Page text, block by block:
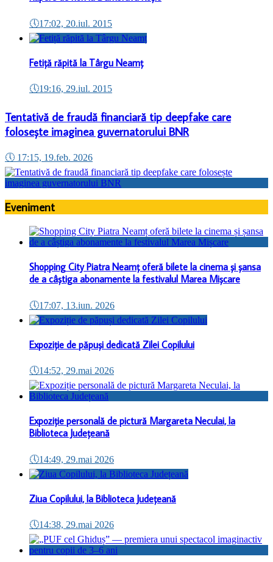
🕔17:02, 20.iul. 2015
Fetiță răpită la Târgu Neamț
🕔19:16, 29.iul. 2015
Tentativă de fraudă financiară tip deepfake care
folosește imaginea guvernatorului BNR
🕔 17:15, 19.feb. 2026
Eveniment
Shopping City Piatra Neamț oferă bilete la cinema și șansa
de a câștiga abonamente la festivalul Marea Mișcare
🕔17:07, 13.iun. 2026
Expoziție de păpuși dedicată Zilei Copilului
🕔14:52, 29.mai 2026
Expoziție personală de pictură Margareta Neculai, la
Biblioteca Județeană
🕔14:49, 29.mai 2026
Ziua Copilului, la Biblioteca Județeană
🕔14:38, 29.mai 2026